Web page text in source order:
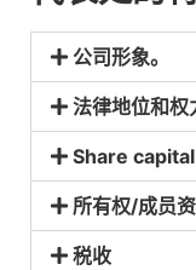
公司形象。
法律地位和权
Share
所有权/成员资
税收